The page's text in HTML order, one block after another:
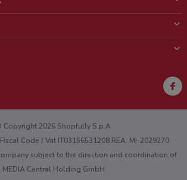
en la web o en la aplicación?
Copyright 2026 Shopfully S.p.A.
Code / Vat IT03156531208 REA: MI-2029270
subject to the direction and coordination of
MEDIA Central Holding GmbH